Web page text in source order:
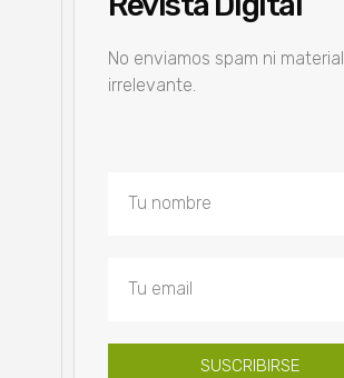
No enviamos spam ni material
irrelevante.
SUSCRIBIRSE